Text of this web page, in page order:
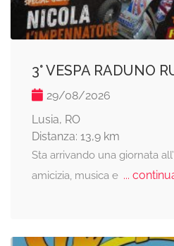
3° VESPA RADUNO
29/08/2026
Lusia, RO
Distanza: 13,9 km
Sta arrivando una giornata
amicizia, musica e...